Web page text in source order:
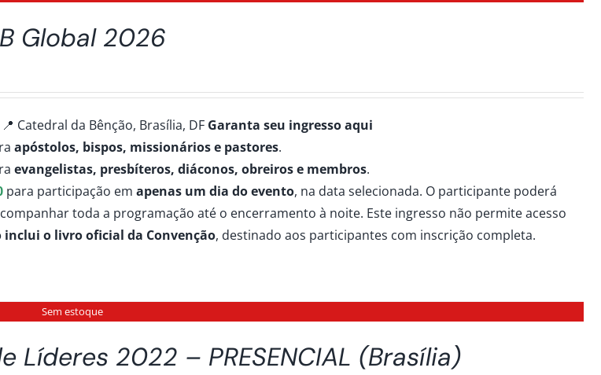
Global 2026
📍 Catedral da Bênção, Brasília, DF Garanta seu ingresso aqui
apóstolos, bispos, missionários e pastores.
evangelistas, presbíteros, diáconos, obreiros e membros.
para participação em apenas um dia do evento, na data selecionada. O participante poderá
toda a programação até o encerramento à noite. Este ingresso não permite acesso
inclui o livro oficial da Convenção, destinado aos participantes com inscrição completa.
Sem estoque
Líderes 2022 – PRESENCIAL (Brasília)